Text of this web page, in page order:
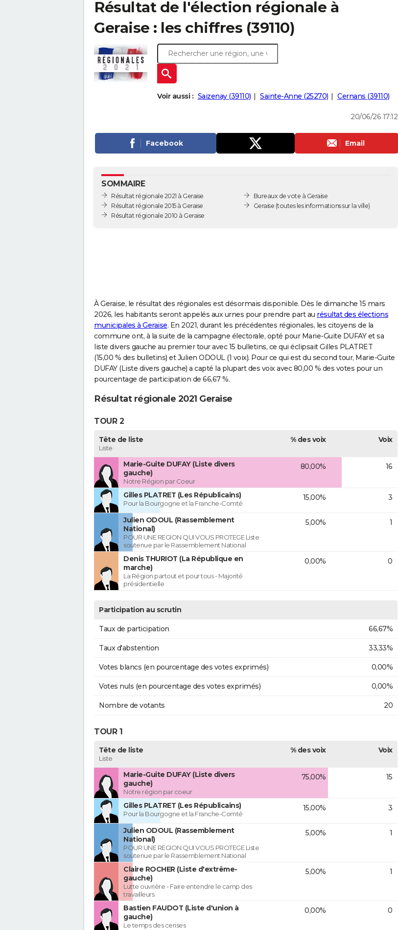
Résultat de l'élection régionale à
Geraise : les chiffres (39110)
Voir aussi : Saizenay (39110) Sainte-Anne (25270) Cernans (39110)
20/06/26 17:12
Facebook Email
SOMMAIRE
Résultat régionale 2021 à Geraise
Résultat régionale 2015 à Geraise
Résultat régionale 2010 à Geraise
Bureaux de vote à Geraise
Geraise (toutes les informations sur la ville)
À Geraise, le résultat des régionales est désormais disponible. Dès le dimanche 15 mars
2026, les habitants seront appelés aux urnes pour prendre part au résultat des élections
municipales à Geraise. En 2021, durant les précédentes régionales, les citoyens de la
commune ont, à la suite de la campagne électorale, opté pour Marie-Guite DUFAY et sa
liste divers gauche au premier tour avec 15 bulletins, ce qui éclipsait Gilles PLATRET
(15,00 % des bulletins) et Julien ODOUL (1 voix). Pour ce qui est du second tour, Marie-Guite
DUFAY (Liste divers gauche) a capté la plupart des voix avec 80,00 % des votes pour un
pourcentage de participation de 66,67 %.
Résultat régionale 2021 Geraise
TOUR 2
Tête de liste
Liste
% des voix Voix
Marie-Guite DUFAY (Liste divers
gauche)
Notre Région par Coeur
80,00% 16
Gilles PLATRET (Les Républicains)
Pour la Bourgogne et la Franche-Comté
15,00% 3
Julien ODOUL (Rassemblement
National)
POUR UNE REGION QUI VOUS PROTEGE Liste
soutenue par le Rassemblement National
5,00% 1
Denis THURIOT (La République en
marche)
La Région partout et pour tous - Majorité
présidentielle
0,00% 0
Participation au scrutin
Taux de participation 66,67%
Taux d'abstention 33,33%
Votes blancs (en pourcentage des votes exprimés) 0,00%
Votes nuls (en pourcentage des votes exprimés) 0,00%
Nombre de votants 20
TOUR 1
Tête de liste
Liste
% des voix Voix
Marie-Guite DUFAY (Liste divers
gauche)
Notre région par coeur
75,00% 15
Gilles PLATRET (Les Républicains)
Pour la Bourgogne et la Franche-Comté
15,00% 3
Julien ODOUL (Rassemblement
National)
POUR UNE REGION QUI VOUS PROTEGE Liste
soutenue par le Rassemblement National
5,00% 1
Claire ROCHER (Liste d'extrême-
gauche)
Lutte ouvrière - Faire entendre le camp des
travailleurs
5,00% 1
Bastien FAUDOT (Liste d'union à
gauche)
Le temps des cerises
0,00% 0